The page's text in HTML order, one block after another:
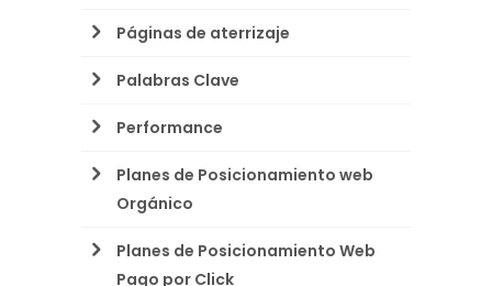
Páginas de aterrizaje
Palabras Clave
Performance
Planes de Posicionamiento web
Orgánico
Planes de Posicionamiento Web
Pago por Click